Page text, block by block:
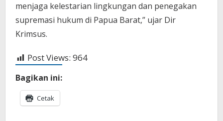
menjaga kelestarian lingkungan dan penegakan
supremasi hukum di Papua Barat,” ujar Dir
Krimsus.
Post Views: 964
Bagikan ini:
Cetak